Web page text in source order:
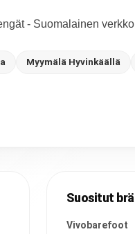
- Suomalainen
Myymälä Hyvinkäällä
Suositut
Vivobarefoot